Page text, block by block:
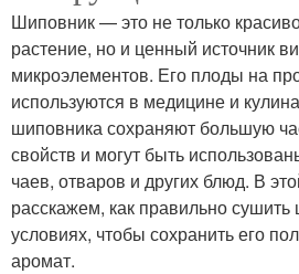
Шиповник — это не только
растение, но и ценный источник
микроэлементов. Его плоды на
используются в медицине и
шиповника сохраняют большую
свойств и могут быть
чаев, отваров и других блюд. В
расскажем, как правильно
условиях, чтобы сохранить его
аромат.